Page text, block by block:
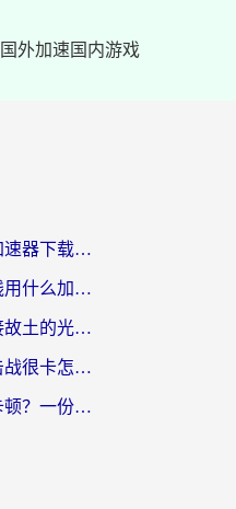
国外加速国内游戏
海外崩坏：星穹铁道加速器下载安装：一份给游子的终极网络指南
境外玩航海王热血航线用什么加速器？2026海外玩家实测最优方案（附欧洲问道堡垒前线加速技巧）
在异国他乡，寻找连接故土的光明大陆免费加速器
在海外玩坦克世界闪击战很卡怎么办？老玩家亲测有效的加速器选择指南
欧洲怎么玩新诛仙不卡顿？一份给海外游子的国服游戏畅玩指南